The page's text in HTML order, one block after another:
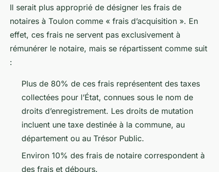
Il serait plus approprié de désigner les frais de
notaires à Toulon comme « frais d’acquisition ». En
effet, ces frais ne servent pas exclusivement à
rémunérer le notaire, mais se répartissent comme suit
:
Plus de 80% de ces frais représentent des taxes
collectées pour l’État, connues sous le nom de
droits d’enregistrement. Les droits de mutation
incluent une taxe destinée à la commune, au
département ou au Trésor Public.
Environ 10% des frais de notaire correspondent à
des frais et débours.